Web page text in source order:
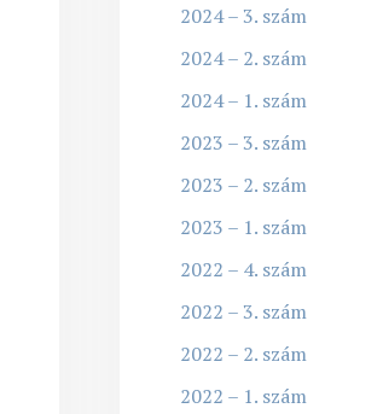
2024 – 3. szám
2024 – 2. szám
2024 – 1. szám
2023 – 3. szám
2023 – 2. szám
2023 – 1. szám
2022 – 4. szám
2022 – 3. szám
2022 – 2. szám
2022 – 1. szám